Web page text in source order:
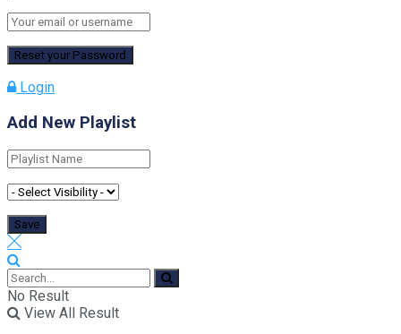
Login
Add New Playlist
No Result
View All Result